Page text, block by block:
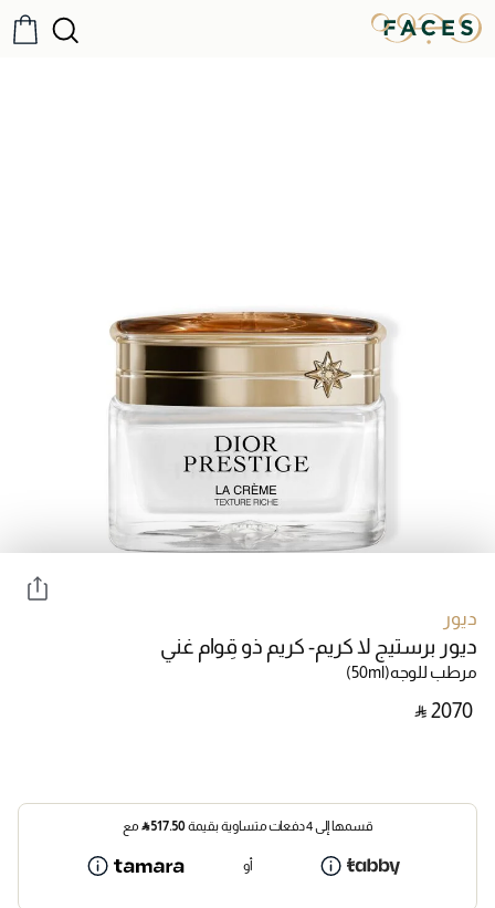
ديور
ديور برستيج لا كريم- كريم ذو قِوام غني
مرطب للوجه(50ml)
‎ ⃁ ⁦2070⁩ ‎
قسمها إلى 4 دفعات متساوية بقيمة 517.50
⃁ مع
أو